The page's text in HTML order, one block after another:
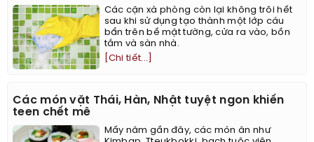
Các cặn xà phòng còn lại không trôi hết
sau khi sử dụng tạo thành một lớp cáu
bẩn trên bề mặt tường, cửa ra vào, bồn
tắm và sàn nhà.
[Chi tiết...]
Các món vặt Thái, Hàn, Nhật tuyệt ngon khiến
teen chết mê
Mấy năm gần đây, các món ăn như